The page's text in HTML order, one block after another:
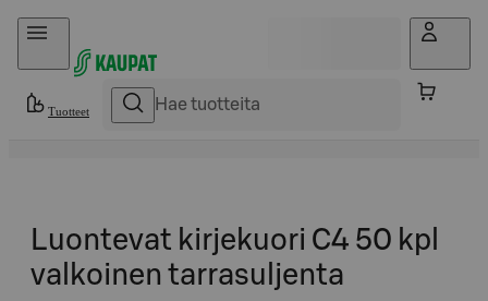
Hyppää sisältöön
Tuotteet
Luontevat kirjekuori C4 50 kpl
valkoinen tarrasuljenta